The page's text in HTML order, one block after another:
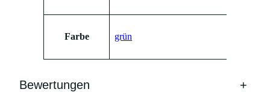
Farbe grün
Bewertungen +